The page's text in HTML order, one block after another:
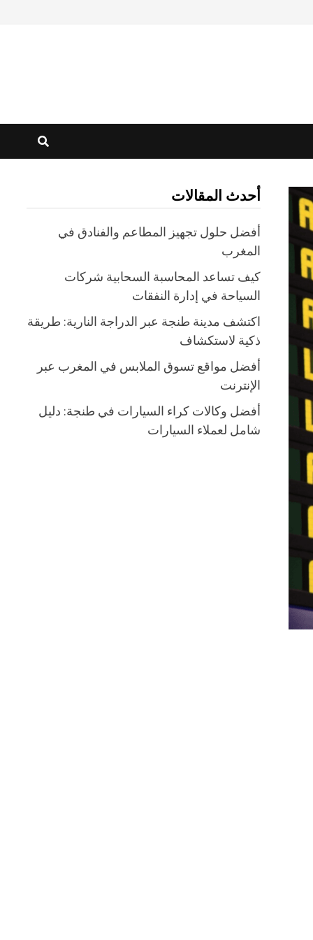
أحدث المقالات
أفضل حلول تجهيز المطاعم والفنادق في
المغرب
كيف تساعد المحاسبة السحابية شركات
السياحة في إدارة النفقات
اكتشف مدينة طنجة عبر الدراجة النارية: طريقة
ذكية لاستكشاف
أفضل مواقع تسوق الملابس في المغرب عبر
الإنترنت
أفضل وكالات كراء السيارات في طنجة: دليل
شامل لعملاء السيارات